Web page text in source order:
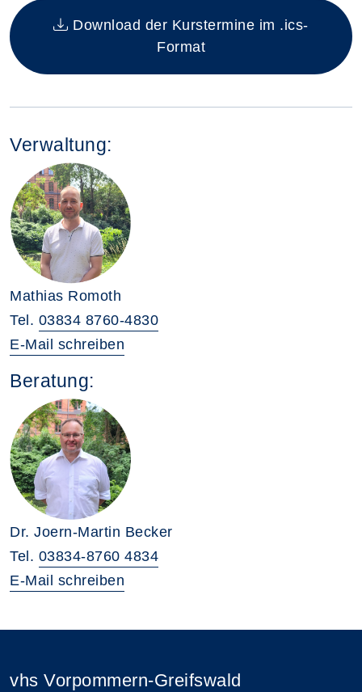
Download der Kurstermine im .ics-
Format
Verwaltung:
Mathias Romoth
Tel. 03834 8760-4830
E-Mail schreiben
Beratung:
Dr. Joern-Martin Becker
Tel. 03834-8760 4834
E-Mail schreiben
vhs Vorpommern-Greifswald